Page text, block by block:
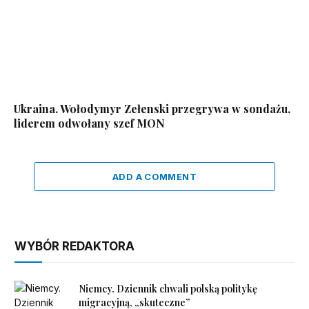
Ukraina. Wołodymyr Zełenski przegrywa w sondażu,
liderem odwołany szef MON
ADD A COMMENT
WYBÓR REDAKTORA
Niemcy. Dziennik chwali polską politykę
migracyjną, „skuteczne”